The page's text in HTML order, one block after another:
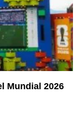
Mundial 2026